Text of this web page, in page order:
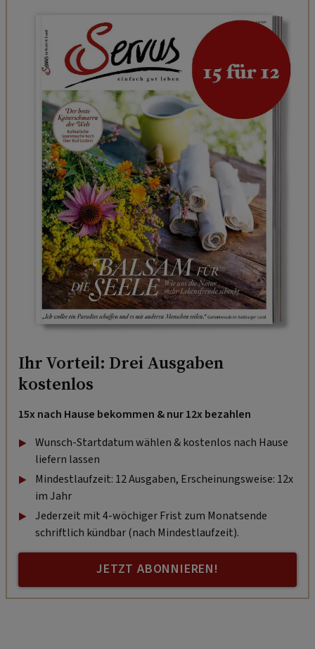
Ihr Vorteil: Drei Ausgaben
kostenlos
15x nach Hause bekommen & nur 12x bezahlen
Wunsch-Startdatum wählen & kostenlos nach Hause
liefern lassen
Mindestlaufzeit: 12 Ausgaben, Erscheinungsweise: 12x
im Jahr
Jederzeit mit 4-wöchiger Frist zum Monatsende
schriftlich kündbar (nach Mindestlaufzeit).
JETZT ABONNIEREN!